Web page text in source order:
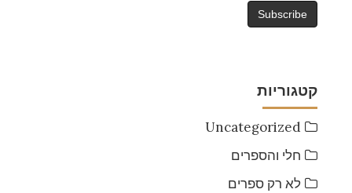
קטגוריות
Uncategorized
חלי והספרים
לא רק ספרים